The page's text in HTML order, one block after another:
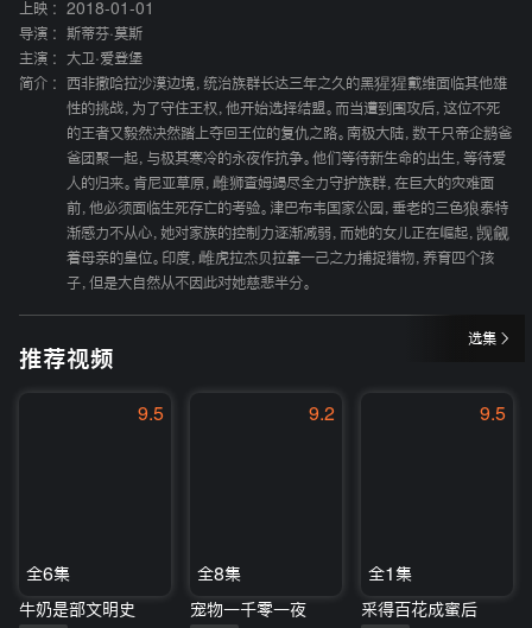
上映 :
2018-01-01
导演 :
斯蒂芬·莫斯
主演 :
大卫·爱登堡
简介 :
西非撒哈拉沙漠边境，统治族群长达三年之久的黑猩猩戴维面临其他雄
性的挑战，为了守住王权，他开始选择结盟。而当遭到围攻后，这位不死
的王者又毅然决然踏上夺回王位的复仇之路。南极大陆，数千只帝企鹅爸
爸团聚一起，与极其寒冷的永夜作抗争。他们等待新生命的出生，等待爱
人的归来。肯尼亚草原，雌狮查姆竭尽全力守护族群，在巨大的灾难面
前，他必须面临生死存亡的考验。津巴布韦国家公园，垂老的三色狼泰特
渐感力不从心，她对家族的控制力逐渐减弱，而她的女儿正在崛起，觊觎
着母亲的皇位。印度，雌虎拉杰贝拉靠一己之力捕捉猎物，养育四个孩
子，但是大自然从不因此对她慈悲半分。
选集
推荐视频
9.5
全6集
牛奶是部文明史
9.2
全8集
宠物一千零一夜
9.5
全1集
采得百花成蜜后